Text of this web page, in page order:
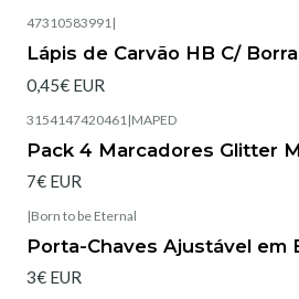
47310583991|
Lápis de Carvão HB C/
0,45€ EUR
3154147420461 |MAPED
Pack 4 Marcadores Glitter
7€ EUR
|Born to be Eternal
Porta-Chaves Ajustável em
3€ EUR